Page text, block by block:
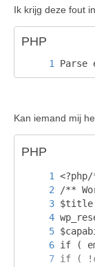
Ik krijg deze fout
PHP
Parse
Kan iemand mij
PHP